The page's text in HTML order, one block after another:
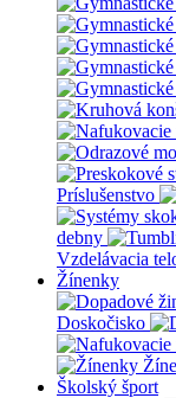
Príslušenstvo
debny
Vzdelávacia
Žínenky
Doskočisko
Školský šport